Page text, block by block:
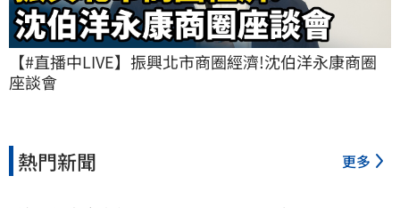
【#直播中LIVE】振興北市商圈經濟!沈伯洋永康商圈
座談會
熱門新聞 更多